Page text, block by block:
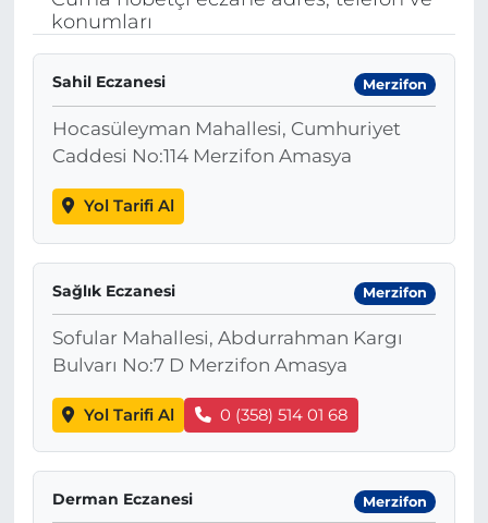
konumları
Sahil Eczanesi Merzifon
Hocasüleyman Mahallesi, Cumhuriyet
Caddesi No:114 Merzifon Amasya
Yol Tarifi Al
Sağlık Eczanesi Merzifon
Sofular Mahallesi, Abdurrahman Kargı
Bulvarı No:7 D Merzifon Amasya
Yol Tarifi Al 0 (358) 514 01 68
Derman Eczanesi Merzifon
BÖLGE
DÜNYA
GENEL
GÜNCEL
RESMİ İLAN